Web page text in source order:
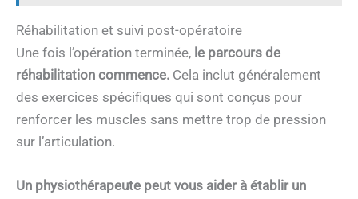
Réhabilitation et suivi post-opératoire
Une fois l’opération terminée, le parcours de
réhabilitation commence. Cela inclut généralement
des exercices spécifiques qui sont conçus pour
renforcer les muscles sans mettre trop de pression
sur l’articulation.
Un physiothérapeute peut vous aider à établir un